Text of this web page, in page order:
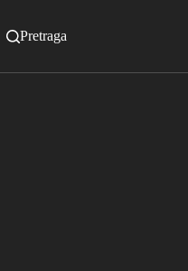
Pretraga